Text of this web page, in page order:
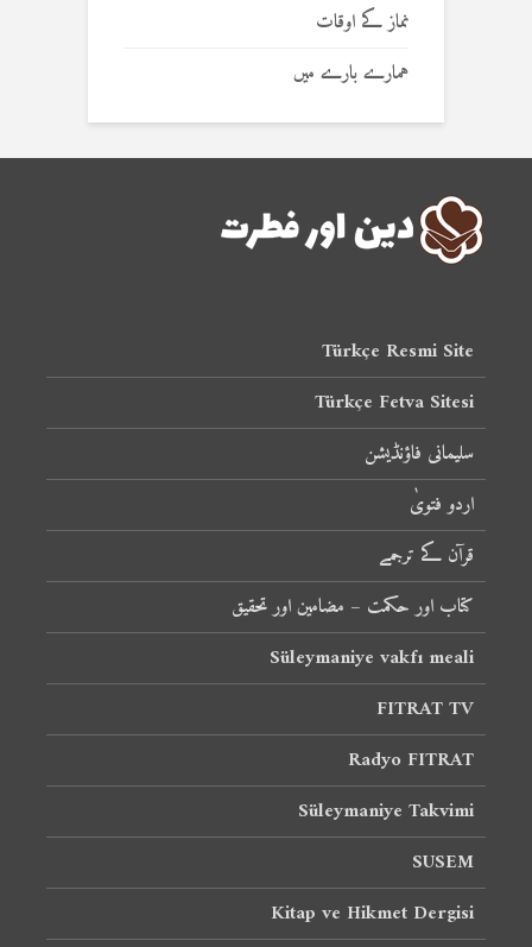
نماز کے اوقات
ہمارے بارے میں
Türkçe Resmi Site
Türkçe Fetva Sitesi
سلیمانی فاؤنڈیشن
اردو فتویٰ
قرآن کے ترجمے
کتاب اور حکمت – مضامین اور تحقیق
Süleymaniye vakfı meali
FITRAT TV
Radyo FITRAT
Süleymaniye Takvimi
SUSEM
Kitap ve Hikmet Dergisi